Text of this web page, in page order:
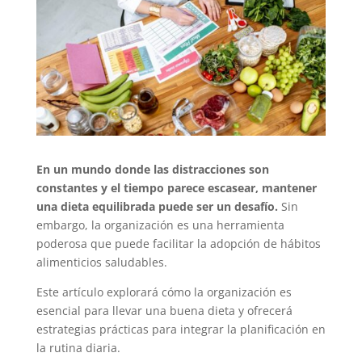
En un mundo donde las distracciones son
constantes y el tiempo parece escasear, mantener
una dieta equilibrada puede ser un desafío. Sin
embargo, la organización es una herramienta
poderosa que puede facilitar la adopción de hábitos
alimenticios saludables.
Este artículo explorará cómo la organización es
esencial para llevar una buena dieta y ofrecerá
estrategias prácticas para integrar la planificación en
la rutina diaria.